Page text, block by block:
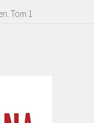
Tom 1